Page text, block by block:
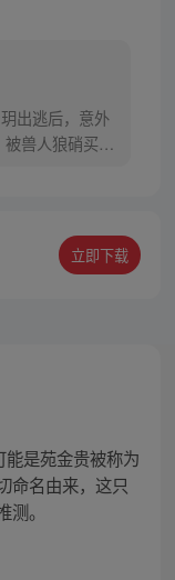
出逃后，意外
兽人狼硝买回
。但是，他怎
……不可以！蠢
立即下载
能是苑金贵被称为
命名由来，这只
。